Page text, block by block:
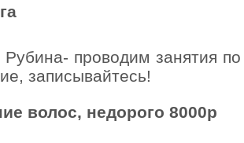
проводим занятия
записывайтесь!
волос, недорого 8000р